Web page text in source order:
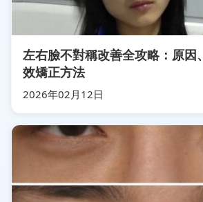
左右臉不對稱改善全攻略：原因
效矯正方法
2026年02月12日